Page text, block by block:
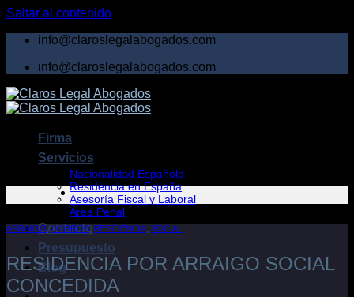
Saltar al contenido
info@claroslegalabogados.com
info@claroslegalabogados.com
Firma
Servicios
Nacionalidad Española
Residencia en España
Asesoría Fiscal y Laboral
Área Penal
Contacto
Presupuesto
Blog
ARRAIGO,LOGROS, RESIDENCIA SOCIAL
RESIDENCIA POR ARRAIGO SOCIAL
CONCEDIDA